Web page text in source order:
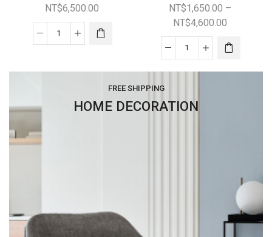
NT$6,500.00 NT$1,650.00 –
NT$4,600.00
FREE SHIPPING
HOME DECORATION